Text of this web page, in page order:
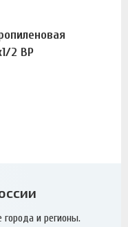
2 ВР
и регионы.